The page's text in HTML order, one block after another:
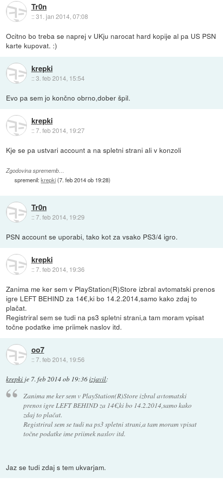
Tr0n
::31. jan 2014, 07:08
Ocitno bo treba se naprej v UKju narocat hard kopije al pa US PSN
karte kupovat. :)
krepki
::3. feb 2014, 15:54
Evo pa sem jo končno obrno,dober špil.
krepki
::7. feb 2014, 19:27
Kje se pa ustvari account a na spletni strani ali v konzoli
Zgodovina sprememb…
spremenil:krepki(7. feb 2014 ob 19:28)
Tr0n
::7. feb 2014, 19:29
PSN account se uporabi, tako kot za vsako PS3/4 igro.
krepki
::7. feb 2014, 19:36
Zanima me ker sem v PlayStation(R)Store izbral avtomatski prenos
igre LEFT BEHIND za 14€,ki bo 14.2.2014,samo kako zdaj to
plačat.
Registriral sem se tudi na ps3 spletni strani,a tam moram vpisat
točne podatke ime priimek naslov itd.
oo7
::7. feb 2014, 19:56
krepki je 7. feb 2014 ob 19:36izjavil:
Zanima me ker sem v PlayStation(R)Store izbral avtomatski
prenos igre LEFT BEHIND za 14€,ki bo 14.2.2014,samo kako
zdaj to plačat.
Registriral sem se tudi na ps3 spletni strani,a tam moram vpisat
točne podatke ime priimek naslov itd.
Jaz se tudi zdaj s tem ukvarjam.